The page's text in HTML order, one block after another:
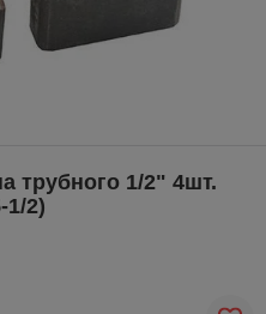
трубного 1/2" 4шт.
1/2)